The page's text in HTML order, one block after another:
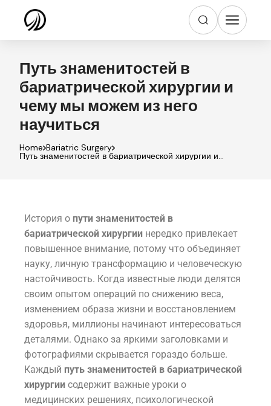
Путь знаменитостей в
бариатрической хирургии и
чему мы можем из него
научиться
Home Bariatric Surgery
Путь знаменитостей в бариатрической хирургии и
История о пути знаменитостей в
бариатрической хирургии нередко привлекает
повышенное внимание, потому что объединяет
науку, личную трансформацию и человеческую
настойчивость. Когда известные люди делятся
своим опытом операций по снижению веса,
изменением образа жизни и восстановлением
здоровья, миллионы начинают интересоваться
деталями. Однако за яркими заголовками и
фотографиями скрывается гораздо больше.
Каждый путь знаменитостей в бариатрической
хирургии содержит важные уроки о
медицинских решениях, психологической